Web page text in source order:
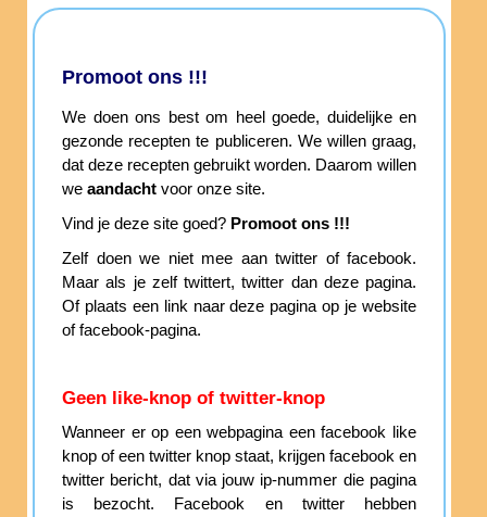
Promoot ons !!!
We doen ons best om heel goede, duidelijke en
gezonde recepten te publiceren. We willen graag,
dat deze recepten gebruikt worden. Daarom willen
we aandacht voor onze site.
Vind je deze site goed? Promoot ons !!!
Zelf doen we niet mee aan twitter of facebook.
Maar als je zelf twittert, twitter dan deze pagina.
Of plaats een link naar deze pagina op je website
of facebook-pagina.
Geen like-knop of twitter-knop
Wanneer er op een webpagina een facebook like
knop of een twitter knop staat, krijgen facebook en
twitter bericht, dat via jouw ip-nummer die pagina
is bezocht. Facebook en twitter hebben